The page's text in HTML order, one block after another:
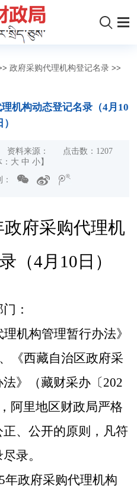
政府采购代理机构登记名录 >>
机构动态登记名录（4月10
）
资料来源： 点击数： 1207
大 中 小】
政府采购代理机
（4月10日 ）
：
机构管理暂行办法》
《西藏自治区政府采
》（藏财采办 〔 202
阿里地区财政局严格
、公开的原则，凡符
录。
5年政府采购代理机构